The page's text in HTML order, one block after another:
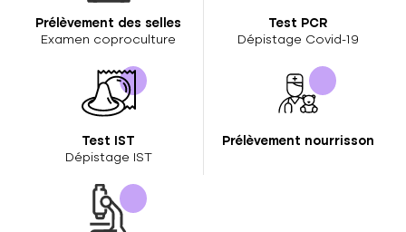
Prélèvement des selles
Examen coproculture
Test PCR
Dépistage Covid-19
Test IST
Dépistage IST
Prélèvement nourrisson